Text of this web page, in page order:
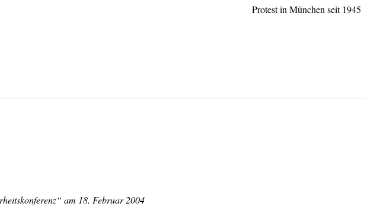
Protest in München seit 1945
am 18. Februar 2004